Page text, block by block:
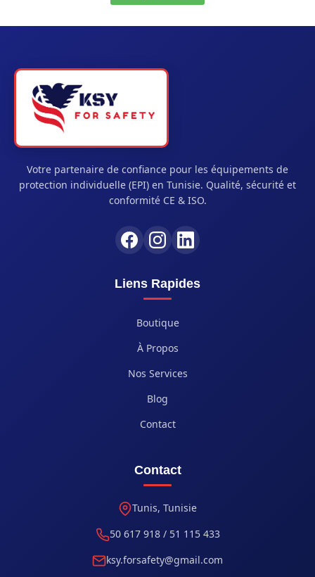
Votre partenaire de confiance pour les équipements de
protection individuelle (EPI) en Tunisie. Qualité, sécurité et
conformité CE & ISO.
Liens Rapides
Boutique
À Propos
Nos Services
Blog
Contact
Contact
Tunis, Tunisie
50 617 918 / 51 115 433
ksy.forsafety@gmail.com